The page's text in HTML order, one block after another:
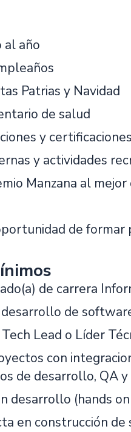
al año
Patrias y Navidad
de salud
y
y actividades
Manzana al
de
de carrera
de
Lead o Líder
con
de desarrollo, QA
desarrollo (hands
en construcción de